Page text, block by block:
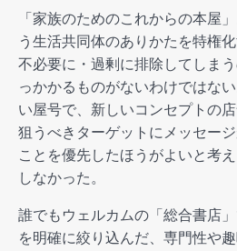
「家族のためのこれからの本屋
う生活共同体のありかたを特権
不必要に・過剰に排除してしま
っかかるものがないわけではな
い屋号で、新しいコンセプトの
狙うべきターゲットにメッセー
ことを優先したほうがよいと考
しなかった。
誰でもウェルカムの「総合書店
を明確に絞り込んだ、専門性や